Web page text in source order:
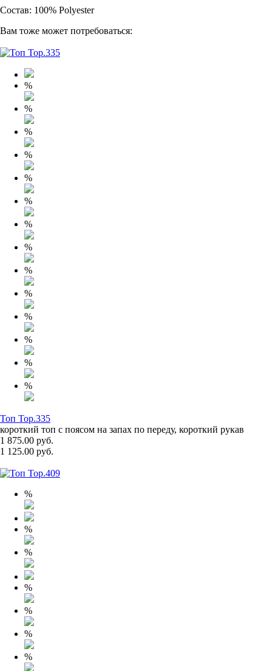
Состав: 100% Polyester
Вам тоже может потребоваться:
%
%
%
%
%
%
%
%
%
%
%
%
%
%
Топ Top.335
короткий топ с поясом на запах по переду, короткий рукав
1 875.00 руб.
1 125.00 руб.
%
%
%
%
%
%
%